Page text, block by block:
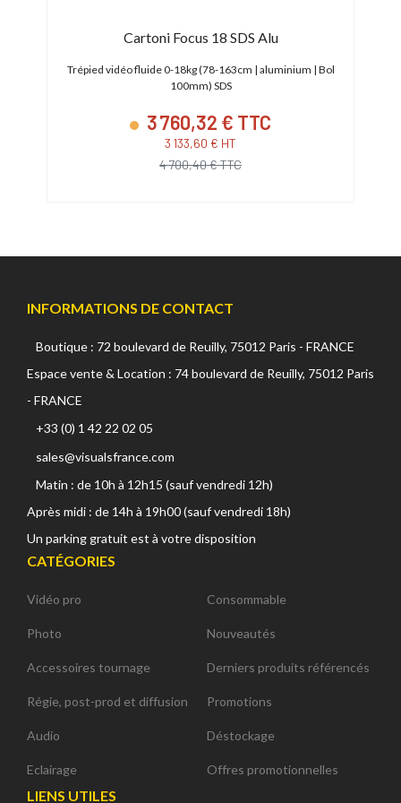
Cartoni Focus 18 SDS Alu
Trépied vidéo fluide 0-18kg (78-163cm | aluminium | Bol
100mm) SDS
3 760,32 € TTC
3 133,60 € HT
4 700,40 € TTC
INFORMATIONS DE CONTACT
Boutique : 72 boulevard de Reuilly, 75012 Paris - FRANCE
Espace vente & Location : 74 boulevard de Reuilly, 75012 Paris
- FRANCE
+33 (0) 1 42 22 02 05
sales@visualsfrance.com
Matin : de 10h à 12h15 (sauf vendredi 12h)
Après midi : de 14h à 19h00 (sauf vendredi 18h)
Un parking gratuit est à votre disposition
CATÉGORIES
Vidéo pro
Photo
Accessoires tournage
Régie, post-prod et diffusion
Audio
Eclairage
Consommable
Nouveautés
Derniers produits référencés
Promotions
Déstockage
Offres promotionnelles
LIENS UTILES